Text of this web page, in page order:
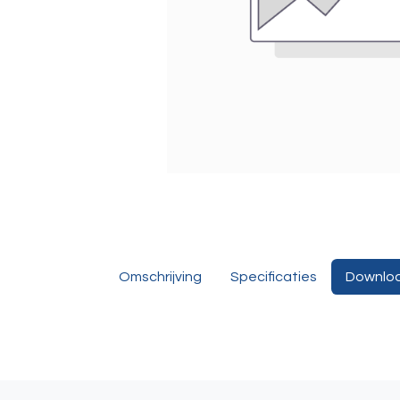
Omschrijving Specificaties